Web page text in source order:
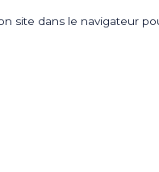
site dans le navigateur